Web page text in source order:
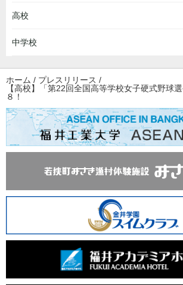
高校
中学校
ホーム / プレスリリース /
【高校】「第22回全国高等学校女子硬式野球
８！